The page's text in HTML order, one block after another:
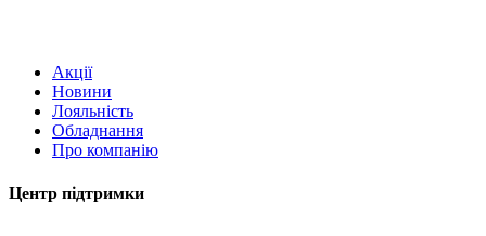
Акції
Новини
Лояльність
Обладнання
Про компанію
Центр підтримки